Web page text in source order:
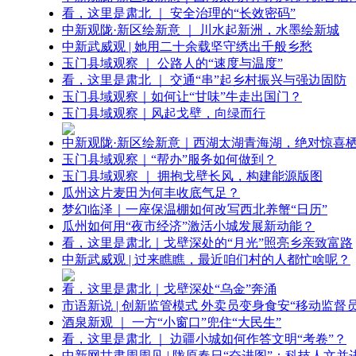
看，这里是肃北 ｜ 安全治理的“长效密码”
中新观陇·新区绘新意 ｜ 川水起新洲，水墨绘新城
中新武威观 | 她用二十余载坚守绣出千般乡愁
玉门县域观察 ｜ 公路人的“速度与温度”
看，这里是肃北 ｜ 交通“串”起乡村振兴与强边固防
玉门县域观察｜如何让“甘味”牛走出国门？
玉门县域观察｜风起戈壁，向绿而行
中新观陇·新区绘新意｜西湖太湖青海湖，绝对惊喜
玉门县域观察｜“帮办”服务如何做到？
玉门县域观察 ｜ 拥抱戈壁长风，构建能源版图
瓜州这片麦田为何丰收底气足？
梦幻临泽｜一座保温棚如何改写西北养蟹“日历”
瓜州如何用“夜市经济”激活小城发展新动能？
看，这里是肃北｜戈壁深处的“月光”照亮乡亲致富路
中新武威观 | 过来瞧瞧，最近咱们村的人都忙啥呢？
看，这里是肃北｜戈壁深处“乌金”奔涌
市语新说 | 创新监管模式 外卖员变身食安“移动监督
酒泉新观 ｜ 一方“小窗口”兜住“大民生”
看，这里是肃北 ｜ 边疆小城如何作答文明“考卷”？